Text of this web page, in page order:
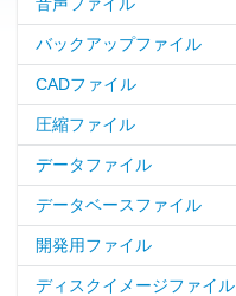
バックアップファイル
CADファイル
圧縮ファイル
データファイル
データベースファイル
開発用ファイル
ディスクイメージファイル